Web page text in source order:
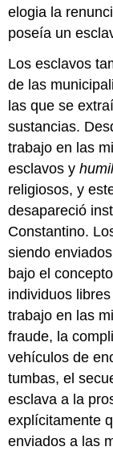
elogia la
poseía un
Los esclavos
de las
las que se
sustancias.
trabajo en las
esclavos y
religiosos, y
desapareció
Constantino.
siendo
bajo el
individuos
trabajo en las
fraude, la
vehículos de
tumbas, el
esclava a la
explícitamente
enviados a las